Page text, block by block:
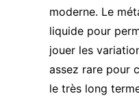
moderne. Le
liquide pour
jouer les
assez rare pour
le très long